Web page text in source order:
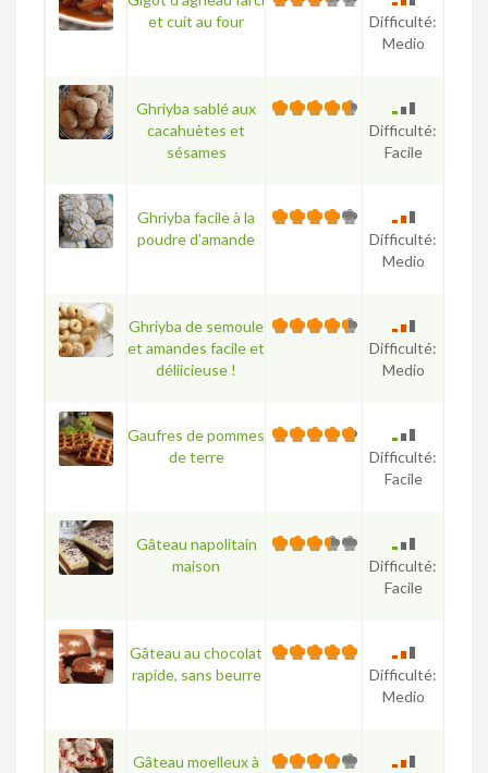
et cuit au four
Difficulté:
Medio
Ghriyba sablé aux
cacahuètes et
sésames
Difficulté:
Facile
Ghriyba facile à la
poudre d’amande
Difficulté:
Medio
Ghriyba de semoule
et amandes facile et
déliicieuse !
Difficulté:
Medio
Gaufres de pommes
de terre
Difficulté:
Facile
Gâteau napolitain
maison
Difficulté:
Facile
Gâteau au chocolat
rapide, sans beurre
Difficulté:
Medio
Gâteau moelleux à